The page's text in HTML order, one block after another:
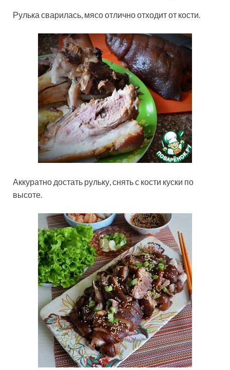
Рулька сварилась, мясо отлично отходит от кости.
Аккуратно достать рульку, снять с кости куски по
высоте.